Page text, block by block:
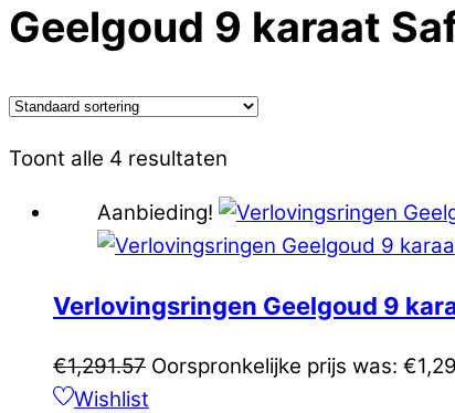
Geelgoud 9 karaat
Toont alle 4 resultaten
Aanbieding!
Verlovingsringen Geelgoud 9
€1,291.57 Oorspronkelijke prijs was:
Wishlist